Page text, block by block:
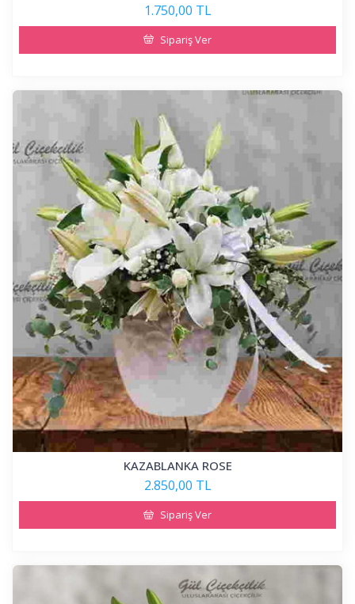
1.750,00 TL
Sipariş Ver
KAZABLANKA ROSE
2.850,00 TL
Sipariş Ver